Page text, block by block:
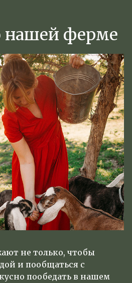
нашей ферме
не только, чтобы
и пообщаться с
пообедать в нашем